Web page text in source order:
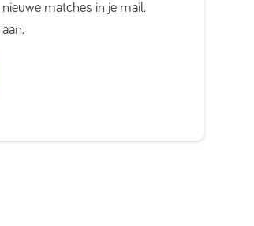
nieuwe matches in je mail.
aan.